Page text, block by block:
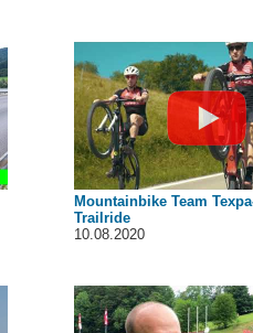
Mountainbike Team
Trailride
10.08.2020